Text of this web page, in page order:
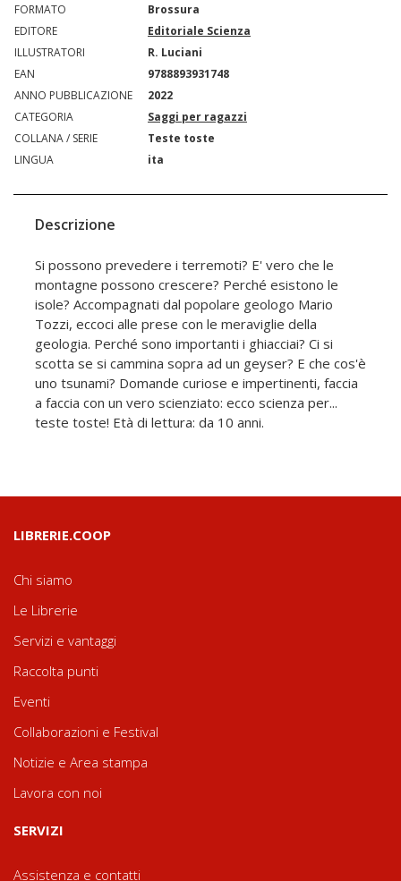
FORMATO
Brossura
EDITORE
Editoriale Scienza
ILLUSTRATORI
R. Luciani
EAN
9788893931748
ANNO PUBBLICAZIONE
2022
CATEGORIA
Saggi per ragazzi
COLLANA / SERIE
Teste toste
LINGUA
ita
Descrizione
Si possono prevedere i terremoti? E' vero che le
montagne possono crescere? Perché esistono le
isole? Accompagnati dal popolare geologo Mario
Tozzi, eccoci alle prese con le meraviglie della
geologia. Perché sono importanti i ghiacciai? Ci si
scotta se si cammina sopra ad un geyser? E che cos'è
uno tsunami? Domande curiose e impertinenti, faccia
a faccia con un vero scienziato: ecco scienza per...
teste toste! Età di lettura: da 10 anni.
LIBRERIE.COOP
Chi siamo
Le Librerie
Servizi e vantaggi
Raccolta punti
Eventi
Collaborazioni e Festival
Notizie e Area stampa
Lavora con noi
SERVIZI
Assistenza e contatti